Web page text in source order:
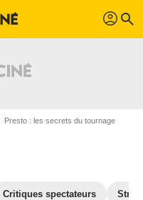
profil search
Presto : les secrets du tournage
Critiques spectateurs